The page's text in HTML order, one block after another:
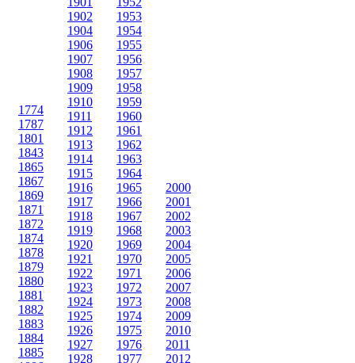
1774
1787
1801
1843
1865
1867
1869
1871
1872
1874
1878
1879
1880
1881
1882
1883
1884
1885
1902
1904
1906
1907
1908
1909
1910
1911
1912
1913
1914
1915
1916
1917
1918
1919
1920
1921
1922
1923
1924
1925
1926
1927
1928
1953
1954
1955
1956
1957
1958
1959
1960
1961
1962
1963
1964
1965
1966
1967
1968
1969
1970
1971
1972
1973
1974
1975
1976
1977
2000
2001
2002
2003
2004
2005
2006
2007
2008
2009
2010
2011
2012